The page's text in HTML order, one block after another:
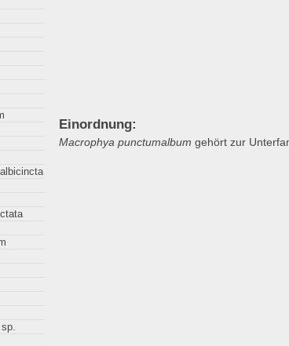
Einordnung:
Macrophya punctumalbum gehört zur